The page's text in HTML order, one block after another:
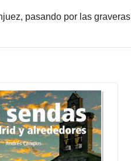
pasando por las